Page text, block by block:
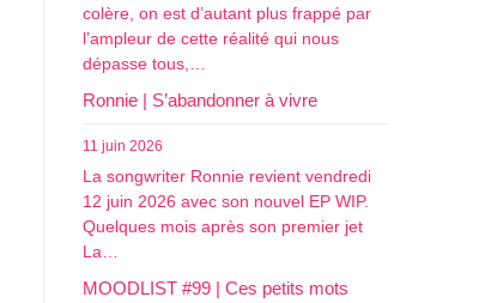
colère, on est d’autant plus frappé par
l’ampleur de cette réalité qui nous
dépasse tous,…
Ronnie | S’abandonner à vivre
11 juin 2026
La songwriter Ronnie revient vendredi
12 juin 2026 avec son nouvel EP WIP.
Quelques mois après son premier jet
La…
MOODLIST #99 | Ces petits mots